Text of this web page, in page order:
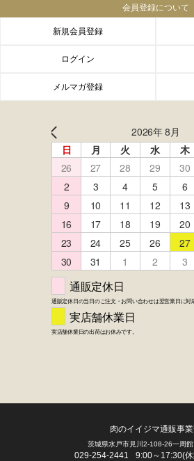
FACEBOOK
会員登録について
新規会員登録
ログイン
メルマガ登録
肉のイイジマ通販事
茨城県水戸市見川2-108-26一周
029-254-2441 9:00～17:30(